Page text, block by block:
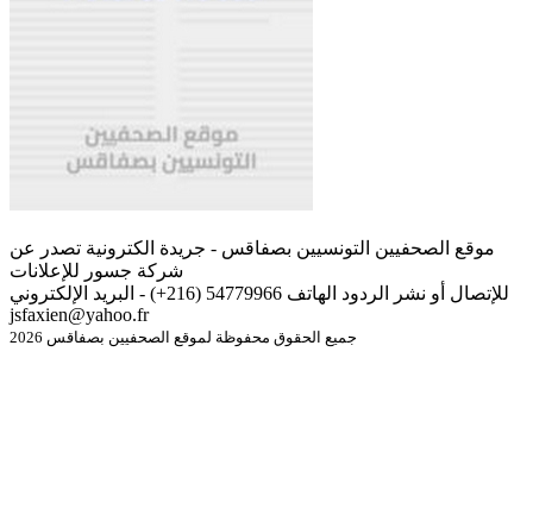
موقع الصحفيين التونسيين بصفاقس - جريدة الكترونية تصدر عن
شركة جسور للإعلانات
للإتصال أو نشر الردود الهاتف 54779966 (216+) - البريد الإلكتروني
jsfaxien@yahoo.fr
جميع الحقوق محفوظة لموقع الصحفيين بصفاقس 2026